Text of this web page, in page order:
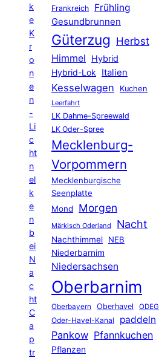
k
e
K
r
o
n
e
n
-
Li
c
ht
n
el
k
e
n
b
ei
N
a
c
ht
C
a
p
tr
Frankreich Frühling
Gesundbrunnen
Güterzug Herbst
Himmel
Hybrid
Hybrid-Lok Italien
Kesselwagen Kuchen
Leerfahrt
LK Dahme-Spreewald
LK Oder-Spree
Mecklenburg-
Vorpommern
Mecklenburgische
Seenplatte
Mond
Morgen
Märkisch Oderland Nacht
Nachthimmel
NEB
Niederbarnim
Niedersachsen
Oberbarnim
Oberbayern Oberhavel ODEG
Oder-Havel-Kanal paddeln
Pankow Pfannkuchen
Pflanzen